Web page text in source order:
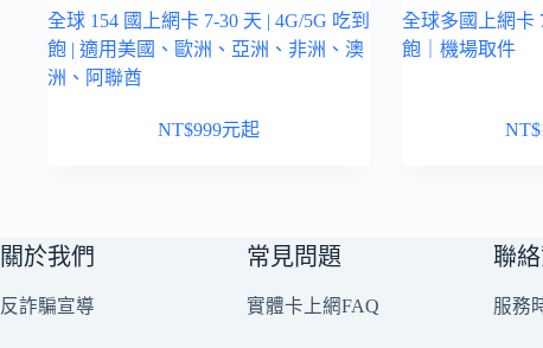
全球 154 國上網卡 7-30 天 | 4G/5G 吃到
飽 | 適用美國、歐洲、亞洲、非洲、澳
洲、阿聯酋
NT$999元起
全球多國上網卡
飽｜機場取件
NT$
關於我們
反詐騙宣導
常見問題
實體卡上網FAQ
聯
服務